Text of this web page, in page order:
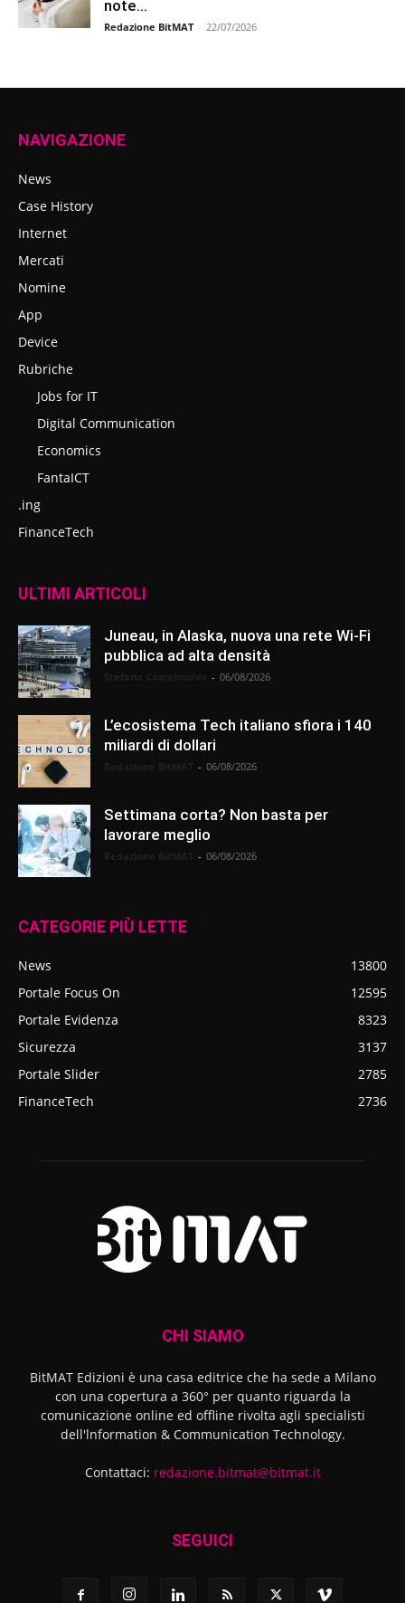
note...
Redazione BitMAT - 22/07/2026
NAVIGAZIONE
News
Case History
Internet
Mercati
Nomine
App
Device
Rubriche
Jobs for IT
Digital Communication
Economics
FantaICT
.ing
FinanceTech
ULTIMI ARTICOLI
Juneau, in Alaska, nuova una rete Wi-Fi
pubblica ad alta densità
- 06/08/2026
L’ecosistema Tech italiano sfiora i 140
miliardi di dollari
- 06/08/2026
Settimana corta? Non basta per
lavorare meglio
- 06/08/2026
CATEGORIE PIÙ LETTE
News
13800
Portale Focus On
12595
Portale Evidenza
8323
Sicurezza
3137
Portale Slider
2785
FinanceTech
2736
CHI SIAMO
BitMAT Edizioni è una casa editrice che ha sede a Milano
con una copertura a 360° per quanto riguarda la
comunicazione online ed offline rivolta agli specialisti
dell'lnformation & Communication Technology.
Contattaci: redazione.bitmat@bitmat.it
SEGUICI